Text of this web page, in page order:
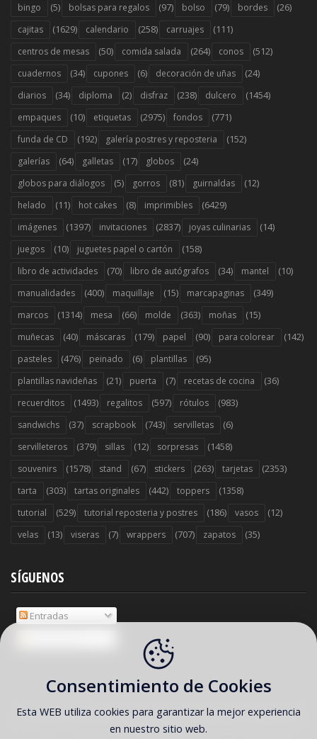
bingo (5) bolsas para regalos (97) bolso (79) bordes (26)
cajitas (1629) calendario (258) carruajes (111)
centros de mesas (50) comida salada (264) conos (512)
cuadernos (34) cupones (6) decoración de uñas (24)
diarios (34) diploma (2) disfraz (238) dulcero (1454)
empaques (10) etiquetas (2975) fondos (771)
funda de CD (192) galería postres y reposteria (152)
galerías (64) galletas (17) globos (24)
globos para diálogos (5) gorros (81) guirnaldas (12)
helado (11) hot cakes (8) imprimibles (6429)
imágenes (1397) invitaciones (2837) joyas culinarias (14)
juegos (10) juguetes papel o cartón (158)
libro de actividades (70) libro de autógrafos (34) mantel (10)
manualidades (400) maquillaje (15) marcapaginas (349)
marcos (1314) mesa (66) molde (363) moñas (15)
muñecas (40) máscaras (179) papel (90) para colorear (142)
pasteles (476) peinado (6) plantillas (95)
plantillas navideñas (21) puerta (7) recetas de cocina (36)
recuerditos (1493) regalitos (597) rótulos (983)
sandwichs (37) scrapbook (743) servilletas (6)
servilleteros (379) sillas (12) sorpresas (1458)
souvenirs (1578) stand (67) stickers (263) tarjetas (2353)
tarta (303) tartas originales (442) toppers (1358)
tutorial (529) tutorial reposteria y postres (186) vasos (12)
velas (13) viseras (7) wrappers (707) zapatos (35)
SÍGUENOS
Entradas
COPYRIGHT ©2026 Ideas y material gratis para fiestas y celebraciones
Oh My Fiesta!
Consentimiento de Cookies
Esta WEB utiliza cookies para garantizar la mejor experiencia
en nuestro sitio web.